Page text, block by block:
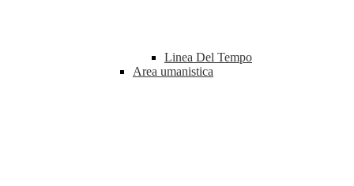
Linea Del Tempo
Area umanistica